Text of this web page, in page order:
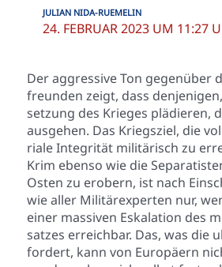
JULIAN NIDA-RUEMELIN
24. FEBRUAR 2023 UM 11:27
Der aggres­si­ve Ton gegen­über
freun­den zeigt, dass
set­zung des Krie­ges plä­die­ren,
aus­ge­hen. Das Kriegs­ziel, die
ria­le Inte­gri­tät mili­tä­risch zu
Krim eben­so wie die
Osten zu erobern, ist nach
wie aller Mili­tär­ex­per­ten nur,
einer mas­si­ven Eska­la­ti­on des
sat­zes erreich­bar. Das, was die
for­dert, kann von Euro­pä­ern